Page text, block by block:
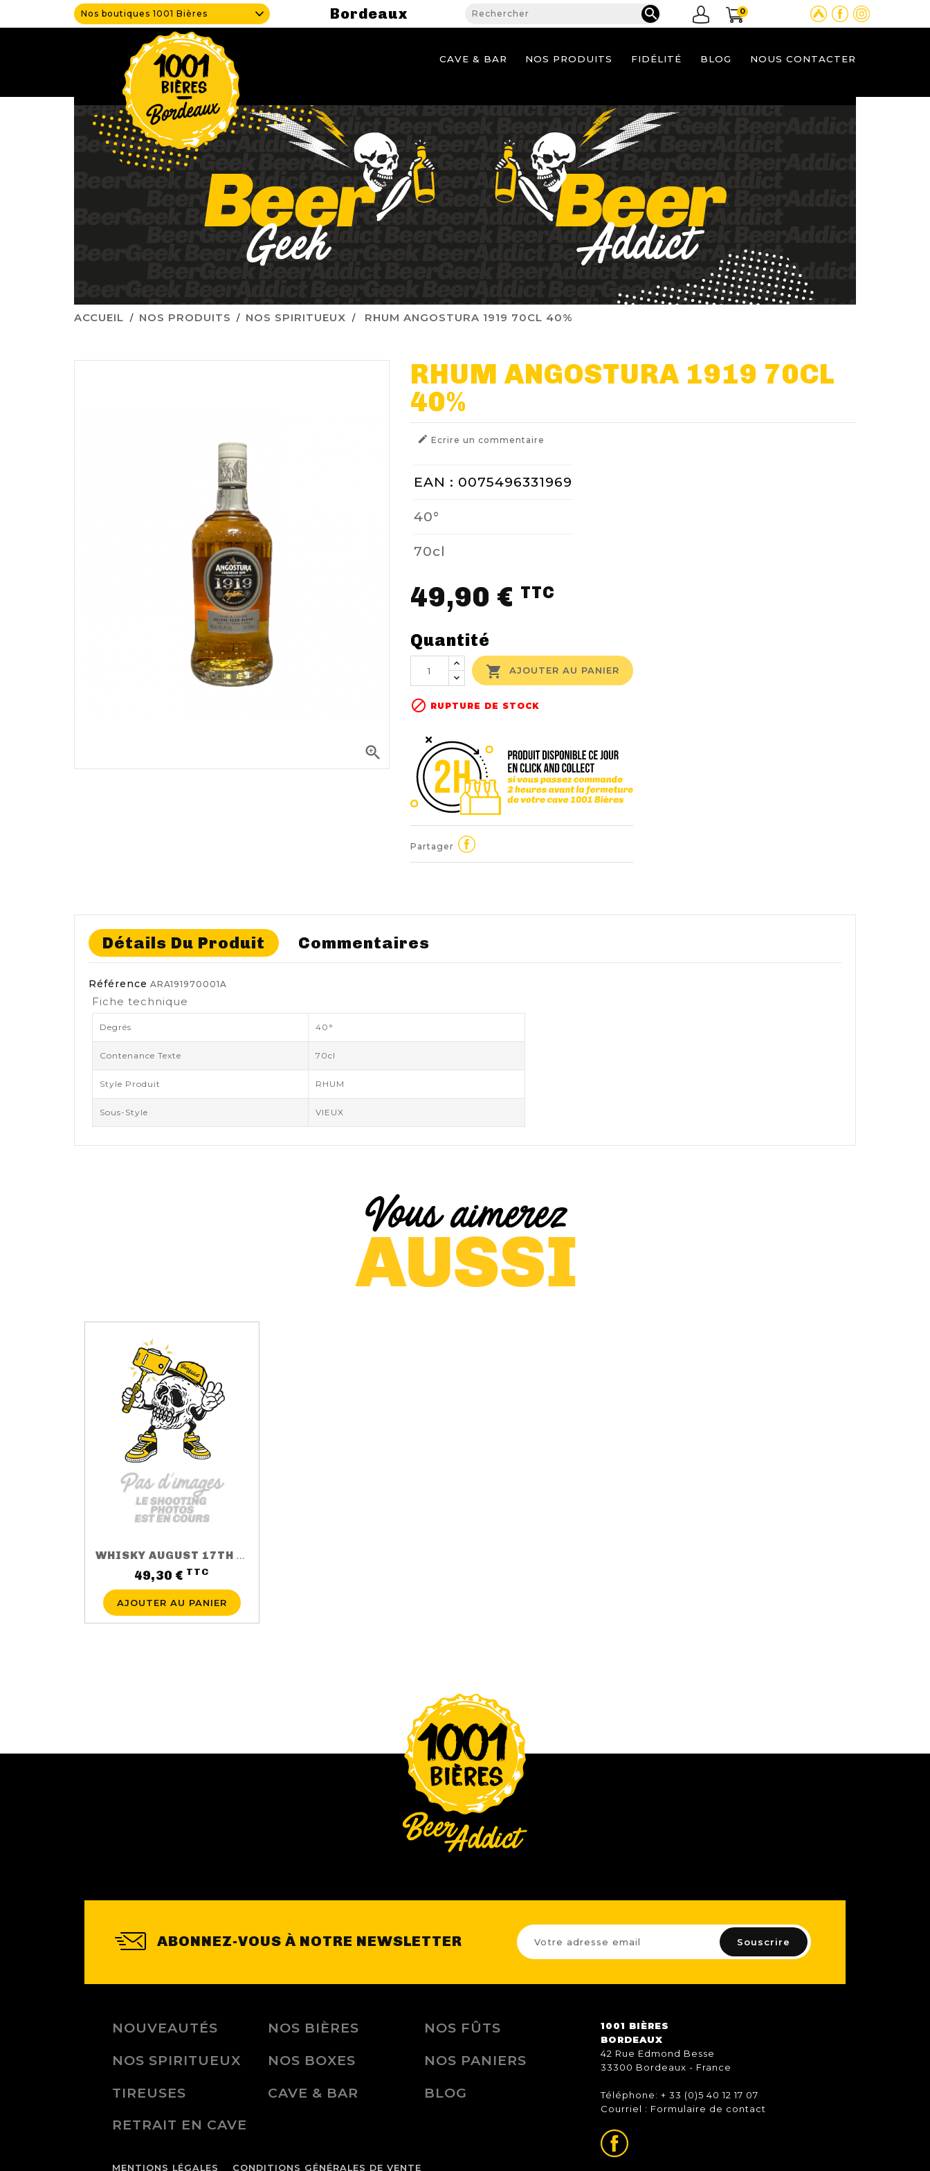
Nos boutiques 1001 Bières Bordeaux  0
CAVE & BAR NOS PRODUITS FIDÉLITÉ BLOG NOUS CONTACTER
ACCUEIL NOS PRODUITS NOS SPIRITUEUX RHUM ANGOSTURA 1919 70CL 40%

RHUM ANGOSTURA 1919 70CL
40%
 Ecrire un commentaire
EAN : 0075496331969
40°
70cl
49,90 € TTC
Quantité
 AJOUTER AU PANIER
 RUPTURE DE STOCK
Partager
Détails Du Produit Commentaires
Référence ARA191970001A
Fiche technique
Degrés 40°
Contenance Texte 70cl
Style Produit RHUM
Sous-Style VIEUX
WHISKY AUGUST 17TH 3 ANS 50CL 40%
49,30 € TTC
AJOUTER AU PANIER
ABONNEZ-VOUS À NOTRE NEWSLETTER
NOUVEAUTÉS NOS BIÈRES
NOS FÛTS
NOS SPIRITUEUX
NOS BOXES
NOS PANIERS
TIREUSES
CAVE & BAR
BLOG
RETRAIT EN CAVE
1001 BIÈRES
BORDEAUX
42 Rue Edmond Besse
33300 Bordeaux - France
Téléphone: + 33 (0)5 40 12 17 07
Courriel : Formulaire de contact
MENTIONS LÉGALES CONDITIONS GÉNÉRALES DE VENTE